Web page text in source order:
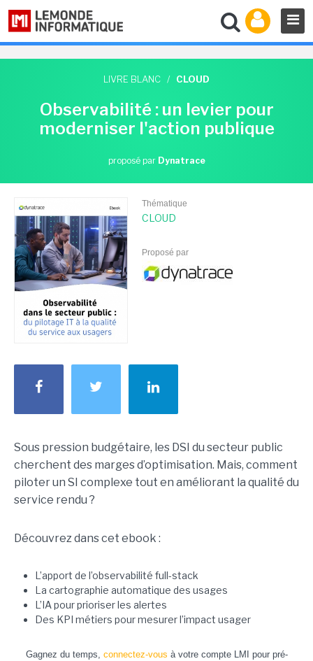
LIVRE BLANC / CLOUD
Observabilité : un levier pour
moderniser l'action publique
proposé par Dynatrace
Thématique
CLOUD
Proposé par
Sous pression budgétaire, les DSI du secteur public
cherchent des marges d’optimisation. Mais, comment
piloter un SI complexe tout en améliorant la qualité du
service rendu ?
Découvrez dans cet ebook :
L’apport de l’observabilité full-stack
La cartographie automatique des usages
L’IA pour prioriser les alertes
Des KPI métiers pour mesurer l’impact usager
Gagnez du temps, connectez-vous à votre compte LMI pour pré-